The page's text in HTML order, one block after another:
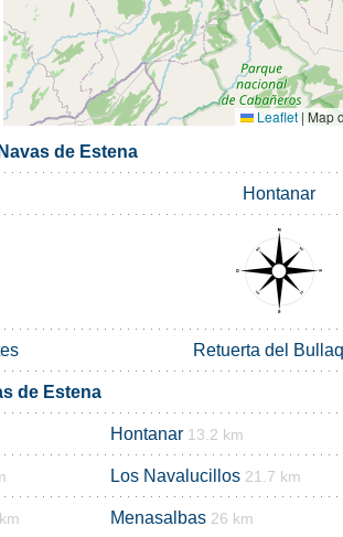
Leaflet | Map
de Estena
Hontanar
Retuerta del
de Estena
Hontanar 13.2 km
Los Navalucillos 21.7 km
Menasalbas 26 km